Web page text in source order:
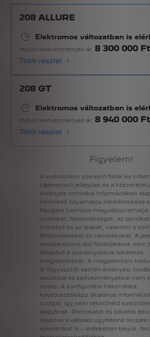
208 ALLURE
Elektromos változatban is
Induló kedvezményes ár 8 300 000
Több részlet
208 GT
Elektromos változatban is
Induló kedvezményes ár 8 940 000
Több részlet
Figyelem!
A weboldalon szereplő fotók és
tájékoztató jellegűek és a
érvényes technikai információkon
termékek folyamatos tökéletesítése
Peugeot bármikor megváltoztathatja
adatokat,
felszereltséget, az opciókat,
színeket és az árakat, valamint a
felszereléseket és tartozékokat. A
rendelkezésre álló fotóeljárások nem
lehetővé a színárnyalatok tökéletes
megjelenítését.
A megjelenített
ár fogyasztók esetén érvényes;
akciókkal és kedvezményekkel nem
össze.
A konfigurátor használata
következésképp általános
szolgál,
így nem tekinthető
alapjának.
Pontosabb és bővebb
ideértve a vállalati ügyfeleink részére
ajánlatokat is – érdekében kérjük,